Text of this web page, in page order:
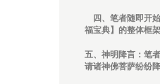
四、笔者随即开
福宝典】 的整体框
五、神明降言： 笔
请诸神佛菩萨纷纷降